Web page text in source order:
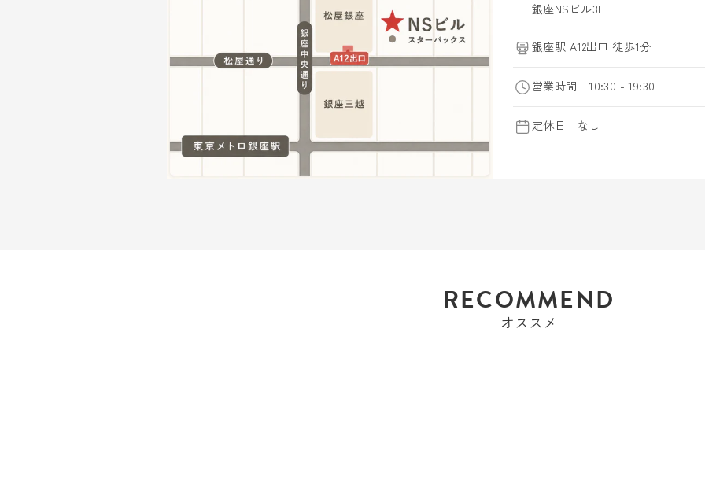
銀座NSビル3F
銀座駅 A12出口 徒歩1分
営業時間 10:30 - 19:30
定休日 なし
RECOMMEND
オススメ